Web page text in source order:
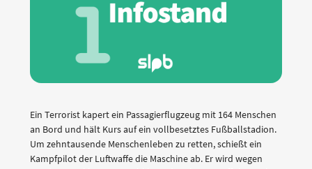
Ein Terrorist kapert ein Passagierflugzeug mit 164 Menschen
an Bord und hält Kurs auf ein vollbesetztes Fußballstadion.
Um zehntausende Menschenleben zu retten, schießt ein
Kampfpilot der Luftwaffe die Maschine ab. Er wird wegen